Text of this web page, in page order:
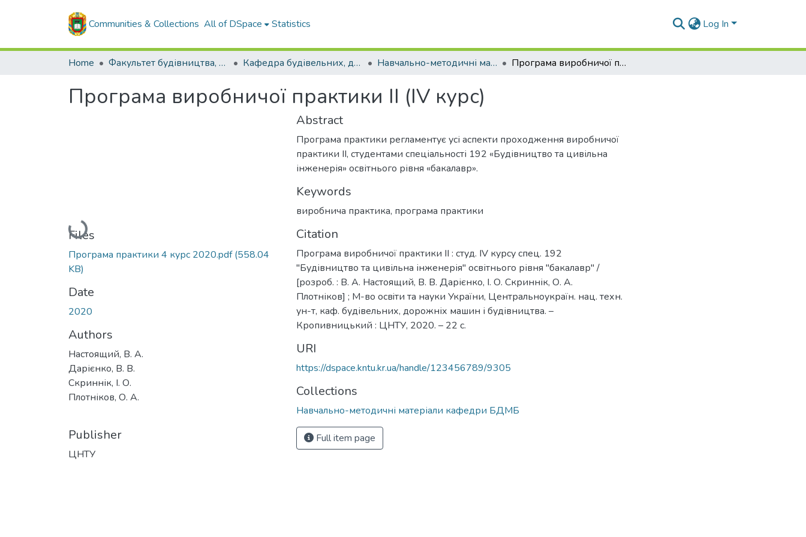
Communities & Collections All of DSpace Statistics Log In
Home Факультет будівництва, транспорту та енергетики Кафедра будівельних, дорожніх машин та будівництва Навчально-методичні матеріали кафедри БДМБ Програма виробничої практики ІІ (IV курс)
Програма виробничої практики ІІ (IV курс)
Loading...
Files
Програма практики 4 курс 2020.pdf(558.04
KB)
Date
2020
Authors
Настоящий, В. А.
Дарієнко, В. В.
Скриннік, І. О.
Плотніков, О. А.
Publisher
ЦНТУ
Abstract
Програма практики регламентує усі аспекти проходження виробничої
практики ІІ, студентами спеціальності 192 «Будівництво та цивільна
інженерія» освітнього рівня «бакалавр».
Keywords
виробнича практика, програма практики
Citation
Програма виробничої практики ІІ : студ. IV курсу спец. 192
"Будівництво та цивільна інженерія" освітнього рівня "бакалавр" /
[розроб. : В. А. Настоящий, В. В. Дарієнко, І. О. Скриннік, О. А.
Плотніков] ; М-во освiти та науки України, Центральноукраїн. нац. техн.
ун-т, каф. будівельних, дорожніх машин і будівництва. –
Кропивницький : ЦНТУ, 2020. – 22 с.
URI
https://dspace.kntu.kr.ua/handle/123456789/9305
Collections
Навчально-методичні матеріали кафедри БДМБ
Full item page